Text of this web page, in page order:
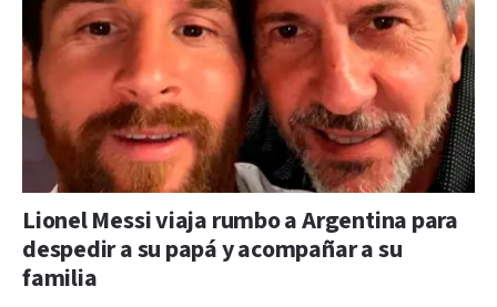
Lionel Messi viaja rumbo a Argentina para
despedir a su papá y acompañar a su
familia